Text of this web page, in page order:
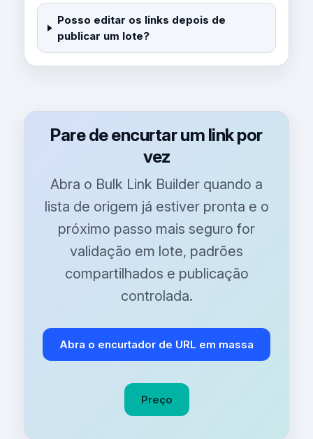
Posso editar os links depois de
publicar um lote?
Pare de encurtar um link por
vez
Abra o Bulk Link Builder quando a
lista de origem já estiver pronta e o
próximo passo mais seguro for
validação em lote, padrões
compartilhados e publicação
controlada.
Abra o encurtador de URL em massa
Preço